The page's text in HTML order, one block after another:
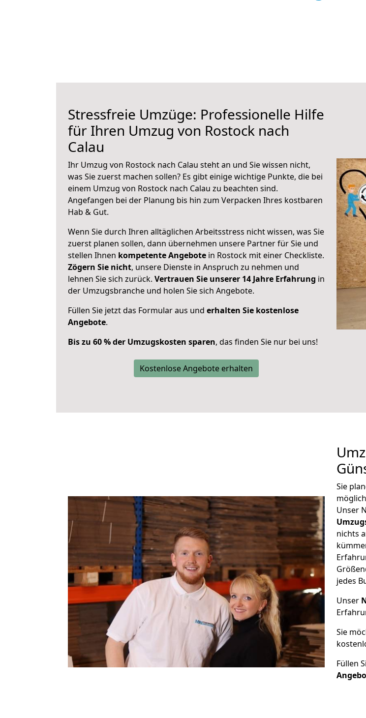
Stressfreie Umzüge: Professionelle Hilfe
für Ihren Umzug von Rostock nach
Calau
Ihr Umzug von Rostock nach Calau steht an und Sie wissen nicht,
was Sie zuerst machen sollen? Es gibt einige wichtige Punkte, die bei
einem Umzug von Rostock nach Calau zu beachten sind.
Angefangen bei der Planung bis hin zum Verpacken Ihres kostbaren
Hab & Gut.
Wenn Sie durch Ihren alltäglichen Arbeitsstress nicht wissen, was Sie
zuerst planen sollen, dann übernehmen unsere Partner für Sie und
stellen Ihnen kompetente Angebote in Rostock mit einer Checkliste.
Zögern Sie nicht, unsere Dienste in Anspruch zu nehmen und
lehnen Sie sich zurück. Vertrauen Sie unserer 14 Jahre Erfahrung in
der Umzugsbranche und holen Sie sich Angebote.
Füllen Sie jetzt das Formular aus und erhalten Sie kostenlose
Angebote.
Bis zu 60 % der Umzugskosten sparen, das finden Sie nur bei uns!
Kostenlose Angebote erhalten
Sie
Unser
nichts
jedes
Unser
Sie
Füllen